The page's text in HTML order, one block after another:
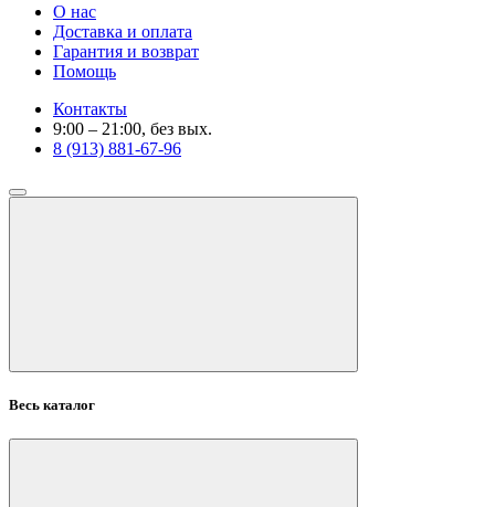
О нас
Доставка и оплата
Гарантия и возврат
Помощь
Контакты
9:00 – 21:00, без вых.
8 (913) 881-67-96
Весь каталог